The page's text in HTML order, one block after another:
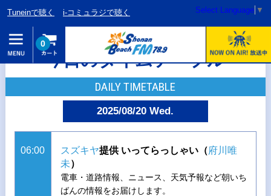
Tuneinで聴く i-コミュラジで聴く Select Language ▼
0
今日のタイムテーブル
DAILY TIMETABLE
2025/08/20 Wed.
06:00 スズキヤ提供 いってらっしゃい（府川唯
未）
電車・道路情報、ニュース、天気予報など朝いち
ばんの情報をお届けします。